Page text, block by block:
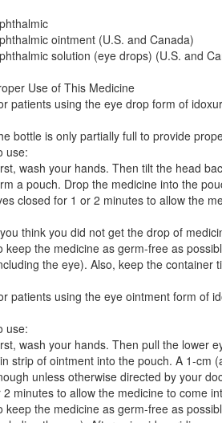
ointment (U.S. and Canada)
solution (eye drops) (U.S. and
Use of This Medicine
patients using the eye drop form of
bottle is only partially full to provide
use:
wash your hands. Then tilt the head
a pouch. Drop the medicine into the
closed for 1 or 2 minutes to allow the
think you did not get the drop of
keep the medicine as germ-free as
the eye). Also, keep the container
patients using the eye ointment form of
use:
wash your hands. Then pull the lower
strip of ointment into the pouch. A 1-cm
unless otherwise directed by your
2 minutes to allow the medicine to come
keep the medicine as germ-free as